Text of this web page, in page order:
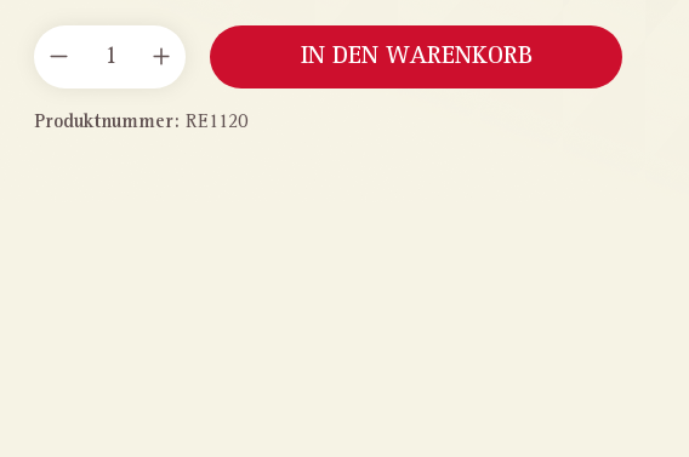
PRODUKT ANZAHL: GIB DEN GEWÜNSCHTEN WERT EIN
IN DEN WARENKORB
Produktnummer: RE1120